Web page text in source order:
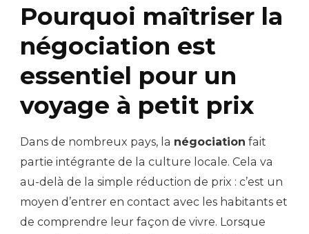
Pourquoi maîtriser la
négociation est
essentiel pour un
voyage à petit prix
Dans de nombreux pays, la négociation fait
partie intégrante de la culture locale. Cela va
au-delà de la simple réduction de prix : c’est un
moyen d’entrer en contact avec les habitants et
de comprendre leur façon de vivre. Lorsque